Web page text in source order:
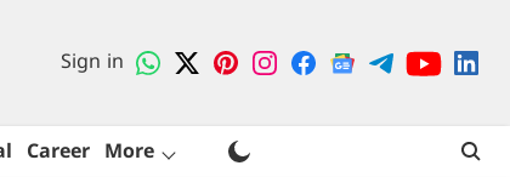
Sign in
Career More